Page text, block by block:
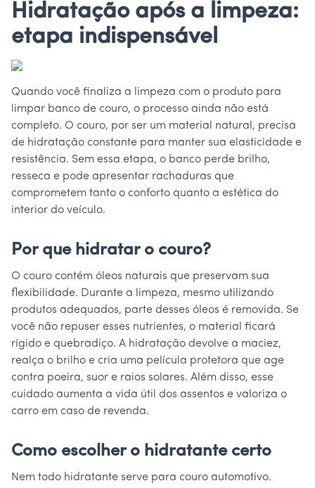
Hidratação após a limpeza:
etapa indispensável
Quando você finaliza a limpeza com o produto para
limpar banco de couro, o processo ainda não está
completo. O couro, por ser um material natural, precisa
de hidratação constante para manter sua elasticidade e
resistência. Sem essa etapa, o banco perde brilho,
resseca e pode apresentar rachaduras que
comprometem tanto o conforto quanto a estética do
interior do veículo.
Por que hidratar o couro?
O couro contém óleos naturais que preservam sua
flexibilidade. Durante a limpeza, mesmo utilizando
produtos adequados, parte desses óleos é removida. Se
você não repuser esses nutrientes, o material ficará
rígido e quebradiço. A hidratação devolve a maciez,
realça o brilho e cria uma película protetora que age
contra poeira, suor e raios solares. Além disso, esse
cuidado aumenta a vida útil dos assentos e valoriza o
carro em caso de revenda.
Como escolher o hidratante certo
Nem todo hidratante serve para couro automotivo.